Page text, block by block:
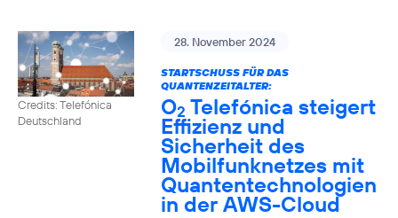
Credits: Telefónica
Deutschland
28. November 2024
STARTSCHUSS FÜR DAS
QUANTENZEITALTER:
O2 Telefónica steigert
Effizienz und
Sicherheit des
Mobilfunknetzes mit
Quantentechnologien
in der AWS-Cloud